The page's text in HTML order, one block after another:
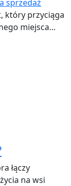
sprzedaż
który przyciąga
miejsca…
łączy
na wsi